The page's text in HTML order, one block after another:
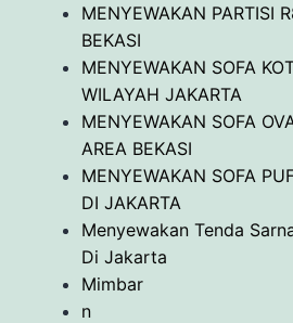
MENYEWAKAN PARTISI
BEKASI
MENYEWAKAN SOFA
WILAYAH JAKARTA
MENYEWAKAN SOFA
AREA BEKASI
MENYEWAKAN SOFA
DI JAKARTA
Menyewakan Tenda
Di Jakarta
Mimbar
n